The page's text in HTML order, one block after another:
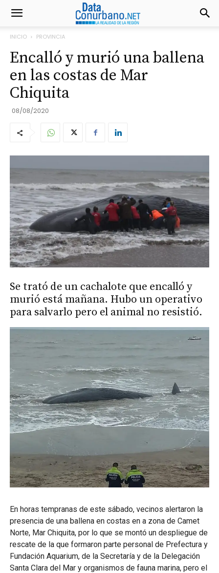
INICIO PROVINCIA
Encalló y murió una ballena
en las costas de Mar
Chiquita
08/08/2020
Se trató de un cachalote que encalló y
murió está mañana. Hubo un operativo
para salvarlo pero el animal no resistió.
En horas tempranas de este sábado, vecinos alertaron la
presencia de una ballena en costas en a zona de Camet
Norte, Mar Chiquita, por lo que se montó un despliegue de
rescate de la que formaron parte personal de Prefectura y
Fundación Aquarium, de la Secretaría y de la Delegación
Santa Clara del Mar y organismos de fauna marina, pero el